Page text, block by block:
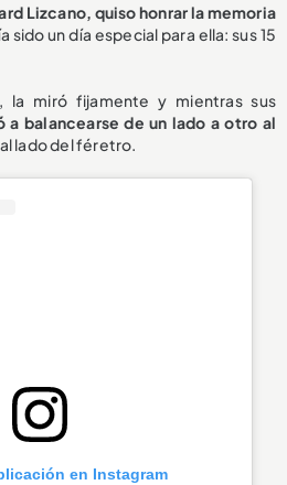
Lizcano, quiso honrar la memoria
sido un día especial para ella: sus 15
la miró fijamente y mientras sus
a balancearse de un lado a otro al
lado del féretro.
en Instagram